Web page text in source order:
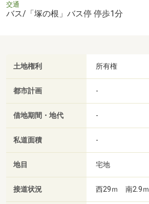
交通
バス/「塚の根」バス停 停歩1分
土地権利 所有権
都市計画 -
借地期間・地代 -
私道面積 -
地目 宅地
接道状況 西29ｍ 南2.9ｍ